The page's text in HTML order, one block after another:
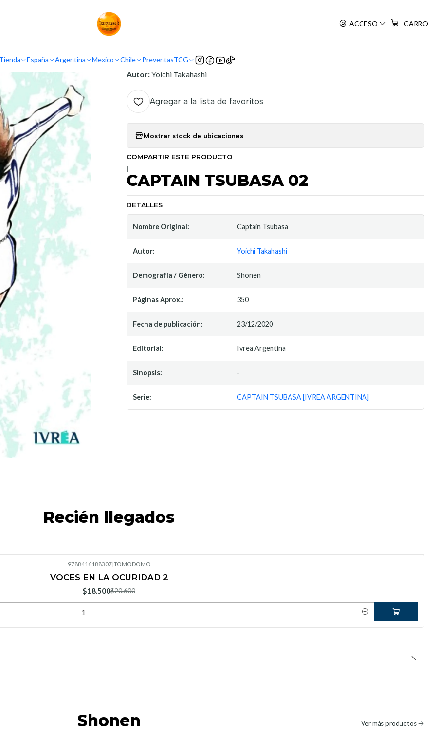
ACCESO CARRO
Tienda España Argentina Mexico Chile PreventasTCG
Nombre Original:Captain Tsubasa
Autor:Yoichi Takahashi
Agregar a la lista de favoritos
Mostrar stock de ubicaciones
COMPARTIR ESTE PRODUCTO
CAPTAIN TSUBASA 02
DETALLES
Nombre Original: Captain Tsubasa
Autor: Yoichi Takahashi
Demografía / Género: Shonen
Páginas Aprox.: 350
Fecha de publicación: 23/12/2020
Editorial: Ivrea Argentina
Sinopsis: -
Serie: CAPTAIN TSUBASA [IVREA ARGENTINA]
Recién llegados
9788416188307|TOMODOMO
VOCES EN LA OCURIDAD 2
$18.500$20.600
Shonen Ver más productos